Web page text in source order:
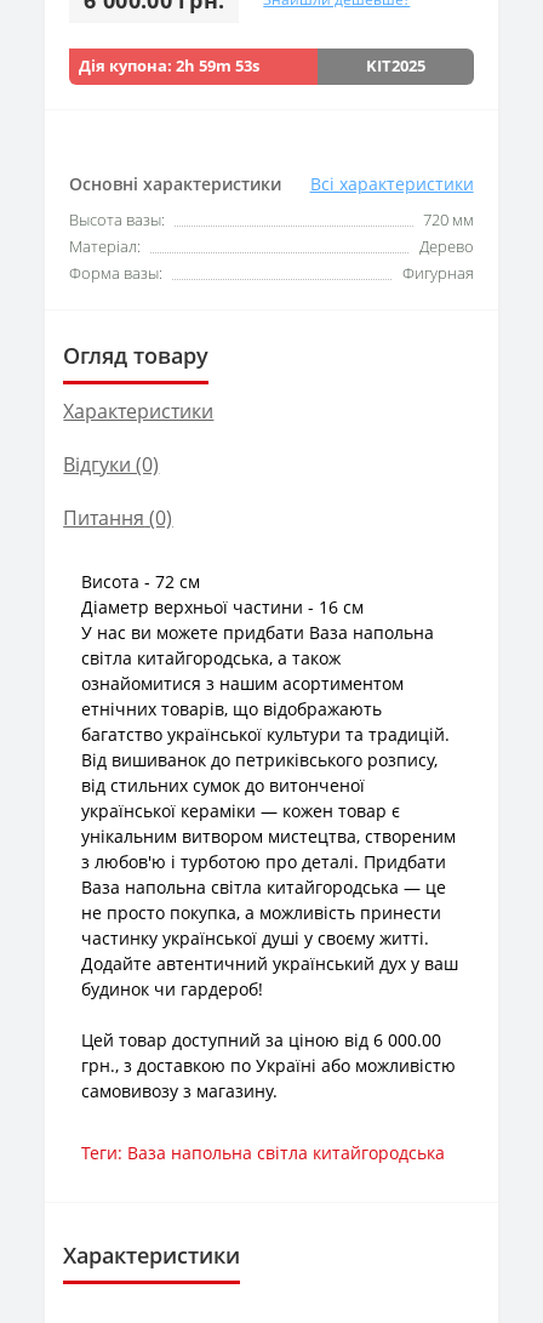
Дія купона:2h 59m 53s KIT2025
Основні характеристики Всі характеристики
Высота вазы:
720 мм
Матеріал:
Дерево
Форма вазы:
Фигурная
Огляд товару
Характеристики
Відгуки (0)
Питання (0)
Висота - 72 см
Діаметр верхньої частини - 16 см
У нас ви можете придбати Ваза напольна
світла китайгородська, а також
ознайомитися з нашим асортиментом
етнічних товарів, що відображають
багатство української культури та традицій.
Від вишиванок до петриківського розпису,
від стильних сумок до витонченої
української кераміки — кожен товар є
унікальним витвором мистецтва, створеним
з любов'ю і турботою про деталі. Придбати
Ваза напольна світла китайгородська — це
не просто покупка, а можливість принести
частинку української душі у своєму житті.
Додайте автентичний український дух у ваш
будинок чи гардероб!
Цей товар доступний за ціною від 6 000.00
грн., з доставкою по Україні або можливістю
самовивозу з магазину.
Теги: Ваза напольна світла китайгородська
Характеристики